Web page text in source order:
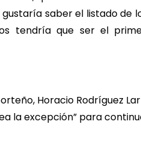
saber el listado
tendría que ser el
Horacio Rodríguez
la excepción” para